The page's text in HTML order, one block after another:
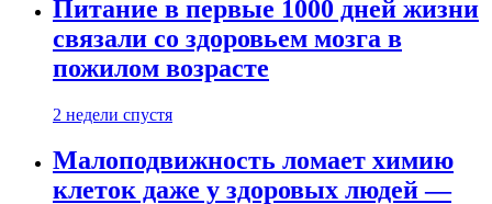
Питание в первые 1000 дней жизни
связали со здоровьем мозга в
пожилом возрасте
2 недели спустя
Малоподвижность ломает химию
клеток даже у здоровых людей —